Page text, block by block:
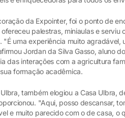
da Expointer, foi o ponto de
palestras, miniaulas e serviu
uma experiência muito agradável,
Jordan da Silva Gasso, aluno
das interações com a agricultura
formação acadêmica.
também elogiou a Casa Ulbra,
"Aqui, posso descansar,
e muito parecido com o de casa, o